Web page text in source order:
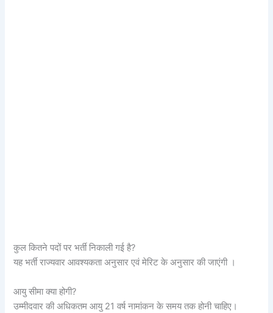
कुल कितने पदों पर भर्ती निकाली गई है?
यह भर्ती राज्यवार आवश्यकता अनुसार एवं मेरिट के अनुसार की जाएंगी ।
आयु सीमा क्या होगी?
उम्मीदवार की अधिकतम आयु 21 वर्ष नामांकन के समय तक होनी चाहिए।